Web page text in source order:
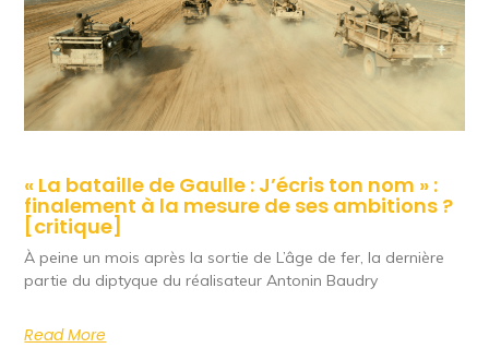
« La bataille de Gaulle : J’écris ton nom » :
finalement à la mesure de ses ambitions ?
[critique]
À peine un mois après la sortie de L’âge de fer, la dernière
partie du diptyque du réalisateur Antonin Baudry
Read More